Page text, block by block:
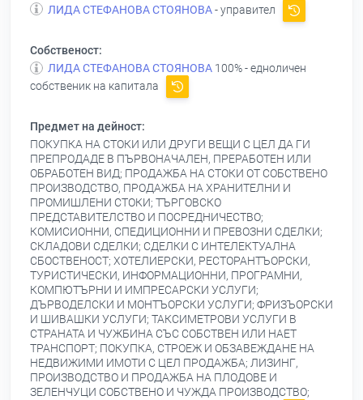
ЛИДА СТЕФАНОВА СТОЯНОВА- управител
Собственост:
ЛИДА СТЕФАНОВА СТОЯНОВА 100% - едноличен
собственик на капитала
Предмет на дейност:
ПОКУПКА НА СТОКИ ИЛИ ДРУГИ ВЕЩИ С ЦЕЛ ДА ГИ
ПРЕПРОДАДЕ В ПЪРВОНАЧАЛЕН, ПРЕРАБОТЕН ИЛИ
ОБРАБОТЕН ВИД; ПРОДАЖБА НА СТОКИ ОТ СОБСТВЕНО
ПРОИЗВОДСТВО, ПРОДАЖБА НА ХРАНИТЕЛНИ И
ПРОМИШЛЕНИ СТОКИ; ТЪРГОВСКО
ПРЕДСТАВИТЕЛСТВО И ПОСРЕДНИЧЕСТВО;
КОМИСИОННИ, СПЕДИЦИОННИ И ПРЕВОЗНИ СДЕЛКИ;
СКЛАДОВИ СДЕЛКИ; СДЕЛКИ С ИНТЕЛЕКТУАЛНА
СБОСТВЕНОСТ; ХОТЕЛИЕРСКИ, РЕСТОРАНТЪОРСКИ,
ТУРИСТИЧЕСКИ, ИНФОРМАЦИОННИ, ПРОГРАМНИ,
КОМПЮТЪРНИ И ИМПРЕСАРСКИ УСЛУГИ;
ДЪРВОДЕЛСКИ И МОНТЪОРСКИ УСЛУГИ; ФРИЗЪОРСКИ
И ШИВАШКИ УСЛУГИ; ТАКСИМЕТРОВИ УСЛУГИ В
СТРАНАТА И ЧУЖБИНА СЪС СОБСТВЕН ИЛИ НАЕТ
ТРАНСПОРТ; ПОКУПКА, СТРОЕЖ И ОБЗАВЕЖДАНЕ НА
НЕДВИЖИМИ ИМОТИ С ЦЕЛ ПРОДАЖБА; ЛИЗИНГ,
ПРОИЗВОДСТВО И ПРОДАЖБА НА ПЛОДОВЕ И
ЗЕЛЕНЧУЦИ СОБСТВЕНО И ЧУЖДА ПРОИЗВОДСТВО;